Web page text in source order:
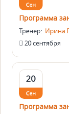
Сен
Программа
Тренер: Ирина
20 сентября
20
Сен
Программа